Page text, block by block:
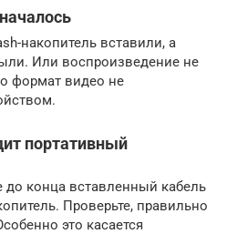
накопитель вставили, а
Или воспроизведение не
формат видео не
портативный
конца вставленный кабель
Проверьте, правильно
это касается